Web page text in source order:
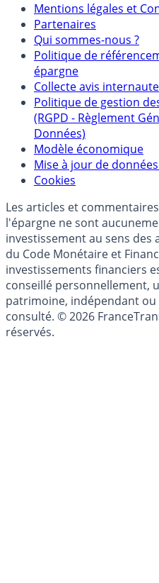
Mentions légales et
Partenaires
Qui sommes-nous ?
Politique de
épargne
Collecte avis
Politique de gestion
(RGPD - Règlement
Données)
Modèle économique
Mise à jour de
Cookies
Les articles et
l'épargne ne sont
investissement au sens des
du Code Monétaire et
investissements financiers
conseillé personnellement,
patrimoine, indépendant
consulté. © 2026
réservés.